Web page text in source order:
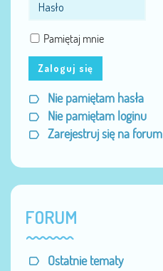
Pamiętaj mnie
Zaloguj się
Nie pamiętam hasła
Nie pamiętam loginu
Zarejestruj się na forum
FORUM
Ostatnie tematy